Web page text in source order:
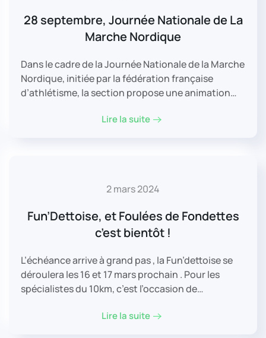
28 septembre, Journée Nationale de La
Marche Nordique
Dans le cadre de la Journée Nationale de la Marche
Nordique, initiée par la fédération française
d’athlétisme, la section propose une animation…
Lire la suite
2 mars 2024
Fun’Dettoise, et Foulées de Fondettes
c’est bientôt !
L’échéance arrive à grand pas , la Fun’dettoise se
déroulera les 16 et 17 mars prochain . Pour les
spécialistes du 10km, c’est l’occasion de…
Lire la suite